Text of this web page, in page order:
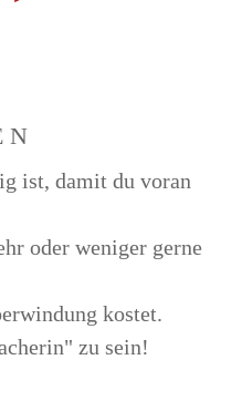
ist, damit du voran
oder weniger gerne
kostet.
zu sein!